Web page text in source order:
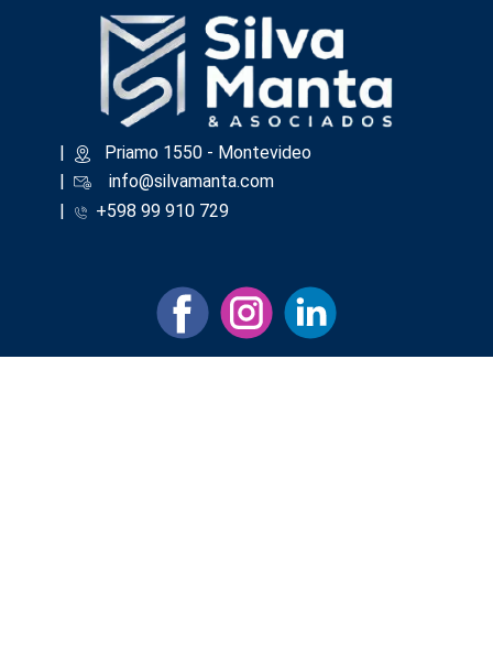
|
​Priamo 1550 - Montevideo
info@silvamanta.com
|
+598 99 910 729